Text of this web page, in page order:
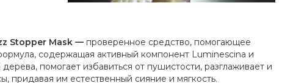
Stopper Mask — проверенное средство, помогающее
содержащая активный компонент Luminescina и
помогает избавиться от пушистости, разглаживает и
придавая им естественный сияние и мягкость.